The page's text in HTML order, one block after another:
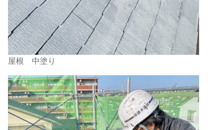
屋根 中塗り